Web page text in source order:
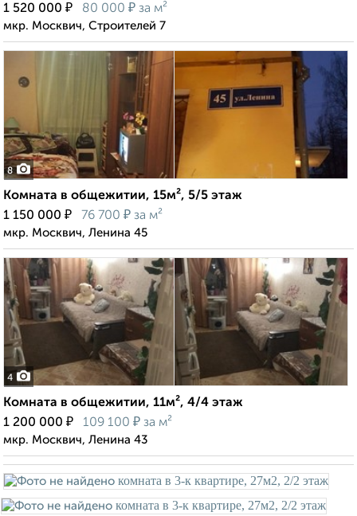
1 520 000 ₽ 80 000 ₽ за м²
мкр. Москвич, Строителей 7
8
Комната в общежитии, 15м², 5/5 этаж
1 150 000 ₽ 76 700 ₽ за м²
мкр. Москвич, Ленина 45
4
Комната в общежитии, 11м², 4/4 этаж
1 200 000 ₽ 109 100 ₽ за м²
мкр. Москвич, Ленина 43